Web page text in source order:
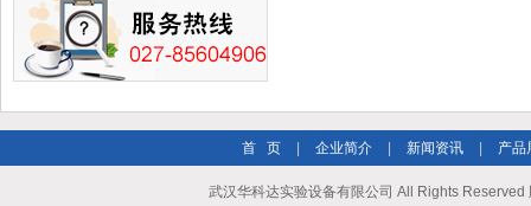
首 页 企业简介 新闻资讯 产品
武汉华科达实验设备有限公司 All Rights Reserved